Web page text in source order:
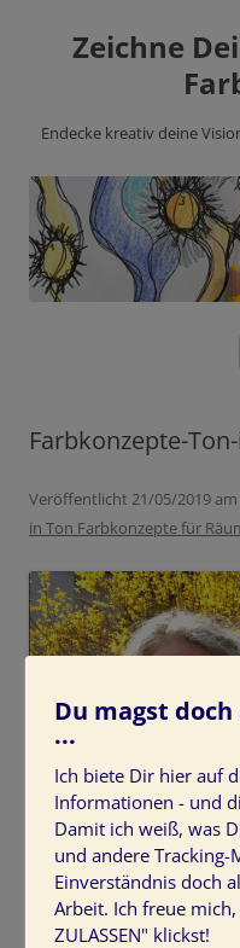
Zeichne
Endecke kreativ deine
Farbkonzepte-
Veröffentlicht 21/05/2019am
in Ton Farbkonzepte für
Farbkonzepte-Ton-in-Ton
Du magst
...
Ich biete Dir hier auf
Informationen - und
Damit ich weiß, was
und andere Tracking-
Einverständnis doch
Arbeit. Ich freue
ZULASSEN" klickst!